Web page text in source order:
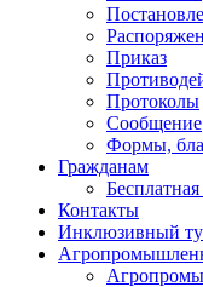
Приказ
Протоколы
Сообщение
Формы,
Гражданам
Контакты
Инклюзивный